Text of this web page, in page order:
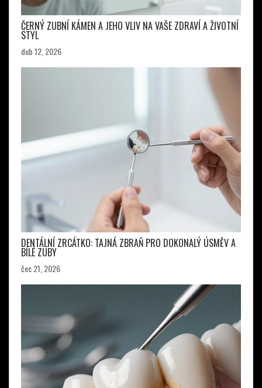
ČERNÝ ZUBNÍ KÁMEN A JEHO VLIV NA VAŠE ZDRAVÍ A ŽIVOTNÍ
STYL
dub 12, 2026
DENTÁLNÍ ZRCÁTKO: TAJNÁ ZBRAŇ PRO DOKONALÝ ÚSMĚV A
BÍLÉ ZUBY
čec 21, 2026